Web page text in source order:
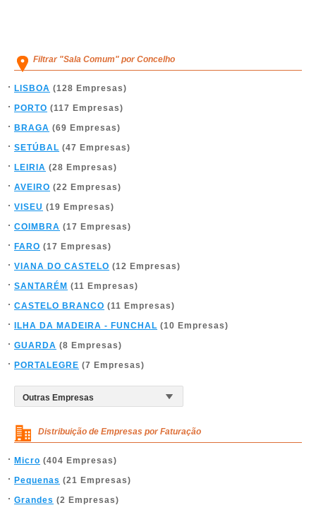
Filtrar "Sala Comum" por Concelho
LISBOA (128 Empresas)
PORTO (117 Empresas)
BRAGA (69 Empresas)
SETÚBAL (47 Empresas)
LEIRIA (28 Empresas)
AVEIRO (22 Empresas)
VISEU (19 Empresas)
COIMBRA (17 Empresas)
FARO (17 Empresas)
VIANA DO CASTELO (12 Empresas)
SANTARÉM (11 Empresas)
CASTELO BRANCO (11 Empresas)
ILHA DA MADEIRA - FUNCHAL (10 Empresas)
GUARDA (8 Empresas)
PORTALEGRE (7 Empresas)
Distribuição de Empresas por Faturação
Micro (404 Empresas)
Pequenas (21 Empresas)
Grandes (2 Empresas)